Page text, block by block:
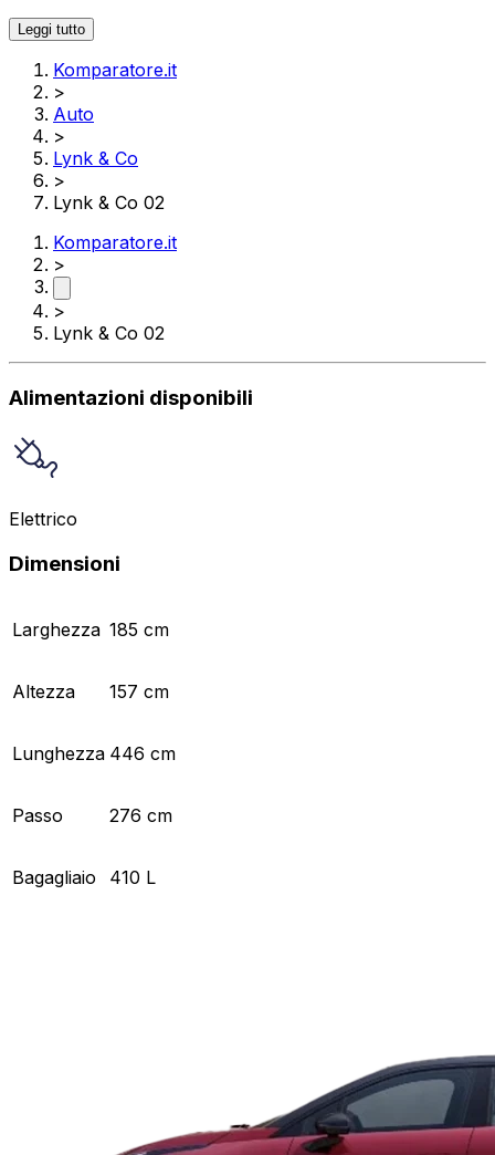
Leggi tutto
Komparatore.it
>
Auto
>
Lynk & Co
>
Lynk & Co 02
Komparatore.it
>
>
Lynk & Co 02
Alimentazioni disponibili
Elettrico
Dimensioni
Larghezza 185 cm
Altezza 157 cm
Lunghezza 446 cm
Passo 276 cm
Bagagliaio 410 L